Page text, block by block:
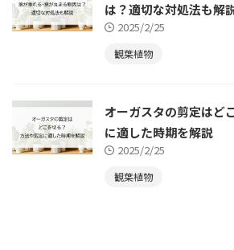
は？適切な対処法も解
2025/2/25
観葉植物
オーガスタの剪定はど
に適した時期を解説
2025/2/25
観葉植物